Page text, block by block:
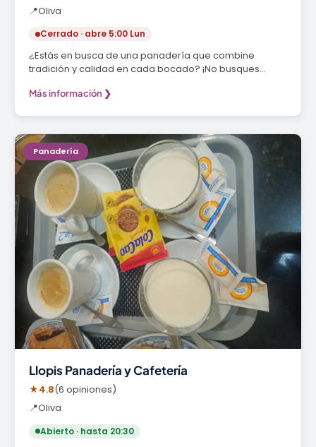
📍Oliva
Cerrado · abre 5:00 Lun
¿Estás en busca de una panadería que combine
tradición y calidad en cada bocado? ¡No busques
Más información ❯
Panadería
Llopis Panadería y Cafetería
★4.8(6 opiniones)
📍Oliva
Abierto · hasta 20:30